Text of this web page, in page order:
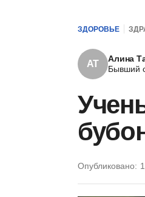
ЗДОРОВЬЕ
АТ
Алина
Бывший
Опубликовано: